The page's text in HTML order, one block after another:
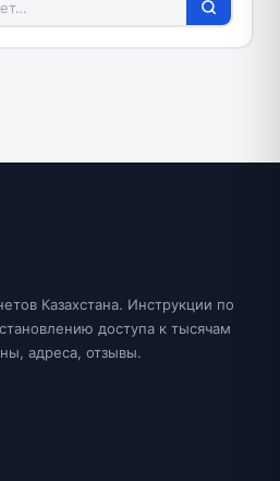
Казахстана. Инструкции по
доступа к тысячам
адреса, отзывы.